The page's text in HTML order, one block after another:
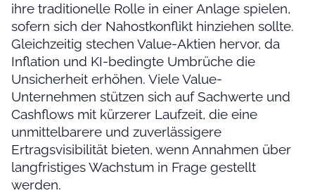
ihre traditionelle Rolle in einer Anlage spielen,
sofern sich der Nahostkonflikt hinziehen sollte.
Gleichzeitig stechen Value-Aktien hervor, da
Inflation und KI-bedingte Umbrüche die
Unsicherheit erhöhen. Viele Value-
Unternehmen stützen sich auf Sachwerte und
Cashflows mit kürzerer Laufzeit, die eine
unmittelbarere und zuverlässigere
Ertragsvisibilität bieten, wenn Annahmen über
langfristiges Wachstum in Frage gestellt
werden.